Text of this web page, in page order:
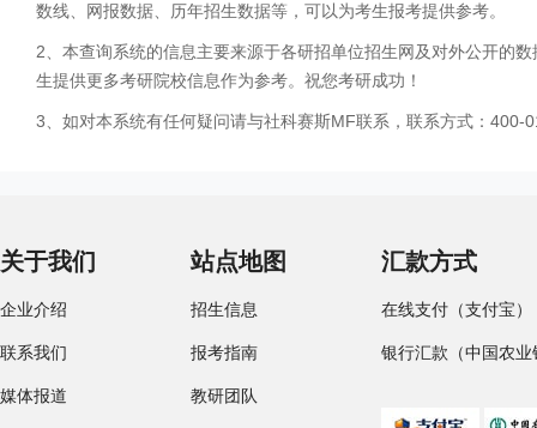
数线、网报数据、历年招生数据等，可以为考生报考提供参考。
2、本查询系统的信息主要来源于各研招单位招生网及对外公开的
生提供更多考研院校信息作为参考。祝您考研成功！
3、如对本系统有任何疑问请与社科赛斯MF联系，联系方式：400-
关于我们
企业介绍
联系我们
媒体报道
站点地图
招生信息
报考指南
教研团队
汇款方式
在线支付（支付宝）
银行汇款（中国农业